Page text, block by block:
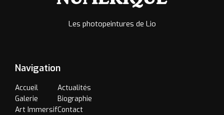
Les photopeintures de Lio
Navigation
Accueil
Galerie
Art Immersif
Actualités
Biographie
Contact